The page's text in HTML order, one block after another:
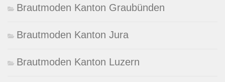
Brautmoden Kanton Graubünden
Brautmoden Kanton Jura
Brautmoden Kanton Luzern